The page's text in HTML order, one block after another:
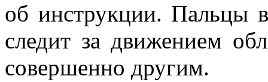
об инструкции. Пальцы
следит за движением
совершенно другим.